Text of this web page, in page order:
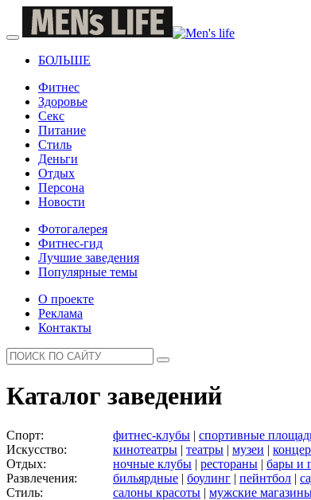
БОЛЬШЕ
Фитнес
Здоровье
Секс
Питание
Стиль
Деньги
Отдых
Персона
Новости
Фотогалерея
Фитнес-гид
Лучшие заведения
Популярные темы
О проекте
Реклама
Контакты
Каталог заведений
Спорт: фитнес-клубы | спортивные
Искусство:
кинотеатры | театры | музеи |
Отдых:
ночные клубы | рестораны | бары и
Развлечения:
бильярдные | боулинг | пейнтбол |
Стиль:
салоны красоты | мужские